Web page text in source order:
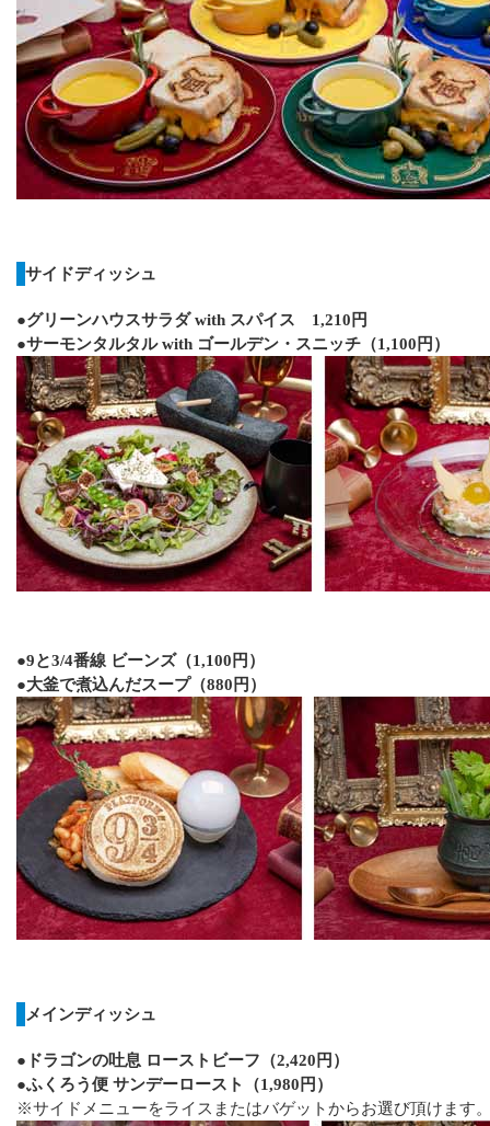
サイドディッシュ
●グリーンハウスサラダ with スパイス 1,210円
●サーモンタルタル with ゴールデン・スニッチ（1,100円）
●9と3/4番線 ビーンズ（1,100円）
●大釜で煮込んだスープ（880円）
メインディッシュ
●ドラゴンの吐息 ローストビーフ（2,420円）
●ふくろう便 サンデーロースト（1,980円）
※サイドメニューをライスまたはバゲットからお選び頂けます